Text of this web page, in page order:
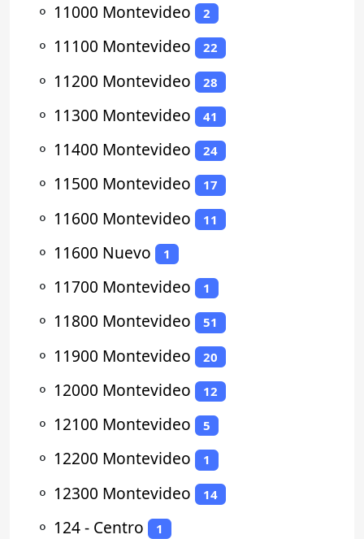
⚬ 11000 Montevideo 2
⚬ 11100 Montevideo 22
⚬ 11200 Montevideo 28
⚬ 11300 Montevideo 41
⚬ 11400 Montevideo 24
⚬ 11500 Montevideo 17
⚬ 11600 Montevideo 11
⚬ 11600 Nuevo 1
⚬ 11700 Montevideo 1
⚬ 11800 Montevideo 51
⚬ 11900 Montevideo 20
⚬ 12000 Montevideo 12
⚬ 12100 Montevideo 5
⚬ 12200 Montevideo 1
⚬ 12300 Montevideo 14
⚬ 124 - Centro 1